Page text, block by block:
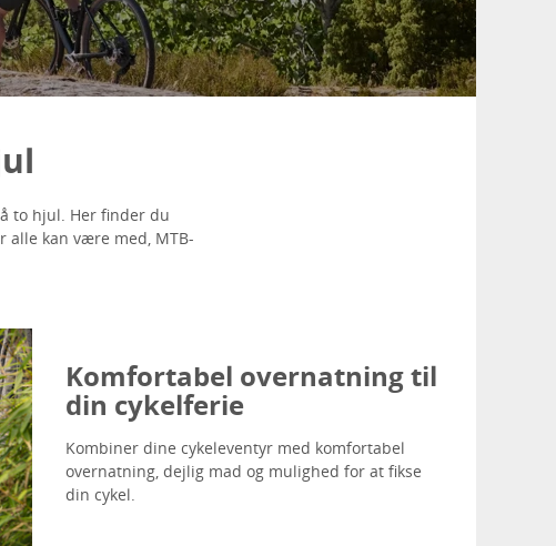
to hjul. Her finder du
kan være med, MTB-
Komfortabel overnatning til
din cykelferie
Kombiner dine cykeleventyr med komfortabel
overnatning, dejlig mad og mulighed for at fikse
din cykel.